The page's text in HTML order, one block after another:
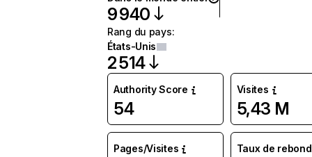
9 940
Rang du pays:
États-Unis
2 514
Authority Score
54
Visites
5,43 M
Pages/Visites Taux de rebond